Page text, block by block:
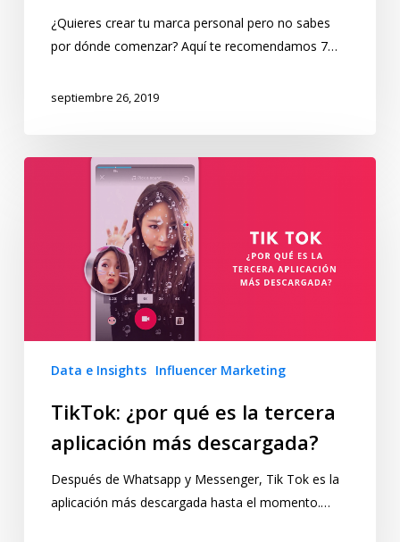
¿Quieres crear tu marca personal pero no sabes
por dónde comenzar? Aquí te recomendamos 7…
septiembre 26, 2019
Data e Insights Influencer Marketing
TikTok: ¿por qué es la tercera
aplicación más descargada?
Después de Whatsapp y Messenger, Tik Tok es la
aplicación más descargada hasta el momento.…